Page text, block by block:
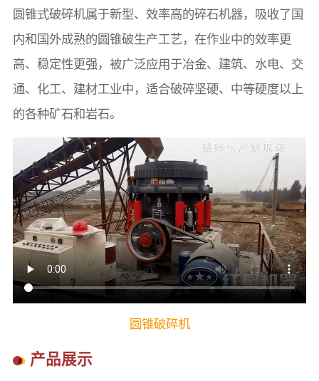
圆锥式破碎机属于新型、效率高的碎石机器，吸收了国
内和国外成熟的圆锥破生产工艺，在作业中的效率更
高、稳定性更强，被广泛应用于冶金、建筑、水电、交
通、化工、建材工业中，适合破碎坚硬、中等硬度以上
的各种矿石和岩石。
圆锥破碎机
产品展示